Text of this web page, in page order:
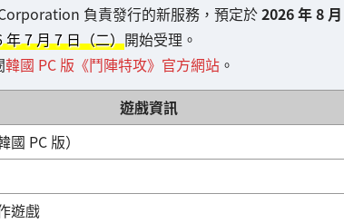
負責發行的新服務，預定於2026 年 8 月
年 7 月 7 日（二）開始受理。
韓國 PC 版《鬥陣特攻》官方網站。
遊戲資訊
PC 版）
遊戲